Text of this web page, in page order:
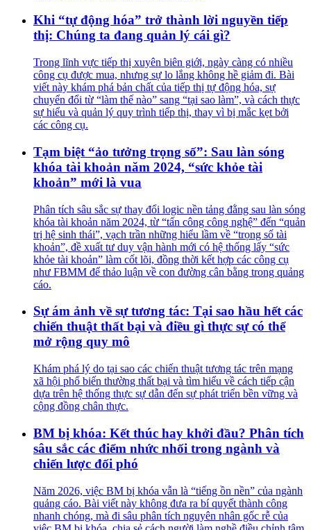
Khi “tự động hóa” trở thành lời nguyền tiếp
thị: Chúng ta đang quản lý cái gì?
Trong lĩnh vực tiếp thị xuyên biên giới, ngày càng có nhiều
công cụ được mua, nhưng sự lo lắng không hề giảm đi. Bài
viết này khám phá bản chất của tiếp thị tự động hóa, sự
chuyển đổi từ “làm thế nào” sang “tại sao làm”, và cách thực
sự hiểu và quản lý quy trình tiếp thị, thay vì bị mắc kẹt bởi
các công cụ.
Tạm biệt “ảo tưởng trọng số”: Sau làn sóng
khóa tài khoản năm 2024, “sức khỏe tài
khoản” mới là vua
Phân tích sâu sắc sự thay đổi logic nền tảng đằng sau làn sóng
khóa tài khoản năm 2024, từ “tấn công công nghệ” đến “quản
trị hệ sinh thái”, vạch trần những hiểu lầm về “trọng số tài
khoản”, đề xuất tư duy vận hành mới có hệ thống lấy “sức
khỏe tài khoản” làm cốt lõi, đồng thời kết hợp các công cụ
như FBMM để thảo luận về con đường cân bằng trong quảng
cáo.
Sự ám ảnh về sự tương tác: Tại sao hầu hết các
chiến thuật thất bại và điều gì thực sự có thể
mở rộng quy mô
Khám phá lý do tại sao các chiến thuật tương tác trên mạng
xã hội phổ biến thường thất bại và tìm hiểu về cách tiếp cận
dựa trên hệ thống thực sự dẫn đến sự phát triển bền vững và
cộng đồng chân thực.
BM bị khóa: Kết thúc hay khởi đầu? Phân tích
sâu sắc các điểm nhức nhối trong ngành và
chiến lược đối phó
Năm 2026, việc BM bị khóa vẫn là “tiếng ồn nền” của ngành
quảng cáo. Bài viết này không đưa ra bí quyết thành công
nhanh chóng, mà đi sâu phân tích nguyên nhân gốc rễ của